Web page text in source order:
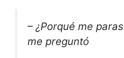
– ¿Porqué me
me preguntó